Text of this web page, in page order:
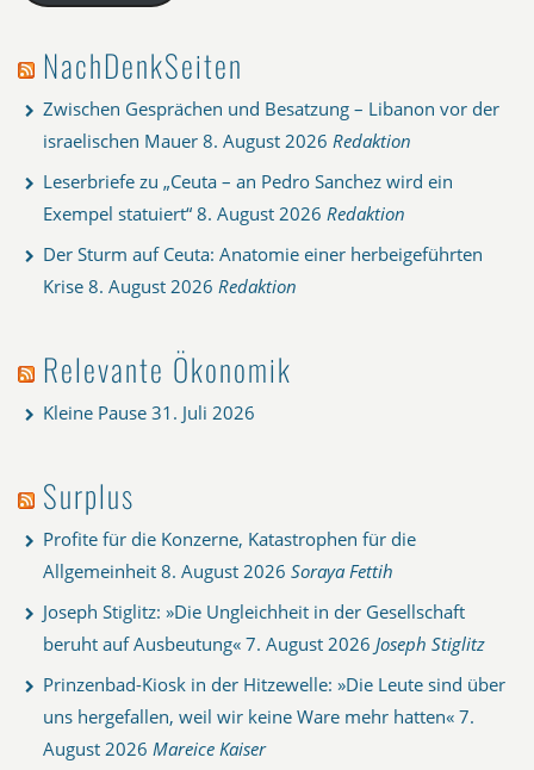
NachDenkSeiten
Zwischen Gesprächen und Besatzung – Libanon vor der
israelischen Mauer 8. August 2026 Redaktion
Leserbriefe zu „Ceuta – an Pedro Sanchez wird ein
Exempel statuiert“ 8. August 2026 Redaktion
Der Sturm auf Ceuta: Anatomie einer herbeigeführten
Krise 8. August 2026 Redaktion
Relevante Ökonomik
Kleine Pause 31. Juli 2026
Surplus
Profite für die Konzerne, Katastrophen für die
Allgemeinheit 8. August 2026 Soraya Fettih
Joseph Stiglitz: »Die Ungleichheit in der Gesellschaft
beruht auf Ausbeutung« 7. August 2026 Joseph Stiglitz
Prinzenbad-Kiosk in der Hitzewelle: »Die Leute sind über
uns hergefallen, weil wir keine Ware mehr hatten« 7.
August 2026 Mareice Kaiser